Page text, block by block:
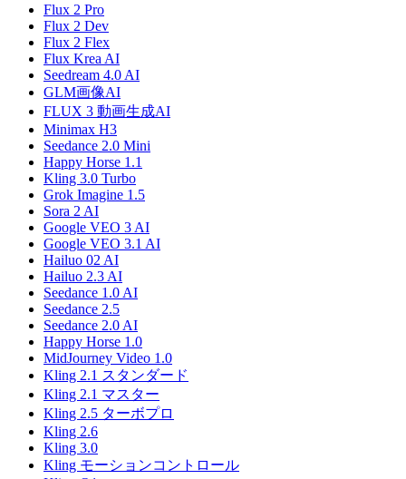
Flux 2 Pro
Flux 2 Dev
Flux 2 Flex
Flux Krea AI
Seedream 4.0 AI
GLM画像AI
FLUX 3 動画生成AI
Minimax H3
Seedance 2.0 Mini
Happy Horse 1.1
Kling 3.0 Turbo
Grok Imagine 1.5
Sora 2 AI
Google VEO 3 AI
Google VEO 3.1 AI
Hailuo 02 AI
Hailuo 2.3 AI
Seedance 1.0 AI
Seedance 2.5
Seedance 2.0 AI
Happy Horse 1.0
MidJourney Video 1.0
Kling 2.1 スタンダード
Kling 2.1 マスター
Kling 2.5 ターボプロ
Kling 2.6
Kling 3.0
Kling モーションコントロール